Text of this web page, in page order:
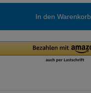
In den Warenkorb